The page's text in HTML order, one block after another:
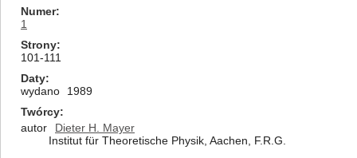
Numer
1
Strony
101-111
Daty
wydano
1989
Twórcy
autor
Dieter H. Mayer
Institut für Theoretische Physik, Aachen, F.R.G.